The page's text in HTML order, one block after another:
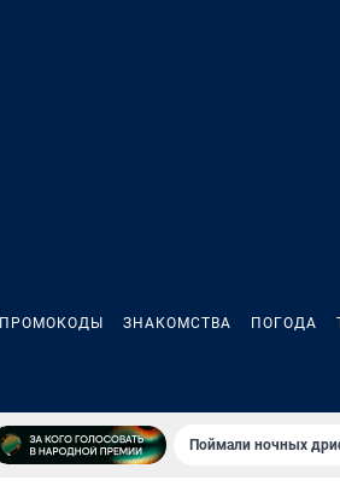
ПРОМОКОДЫ ЗНАКОМСТВА ПОГОДА
Поймали ночных